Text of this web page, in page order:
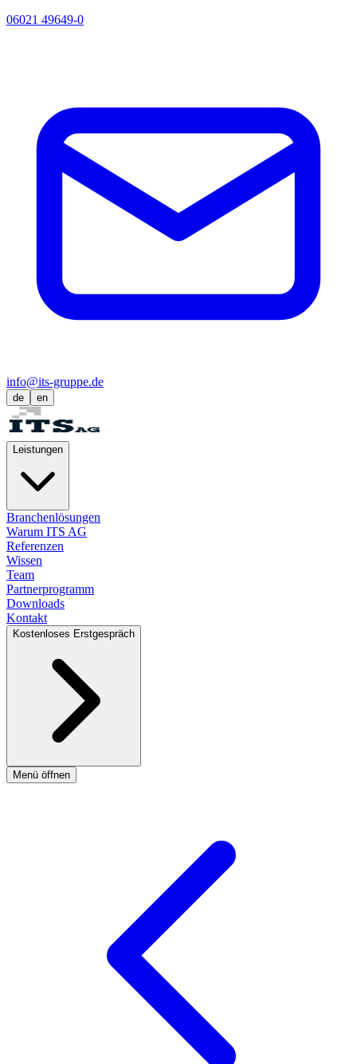
06021 49649-0
info@its-gruppe.de
de en
Leistungen
Branchenlösungen
Warum ITS AG
Referenzen
Wissen
Team
Partnerprogramm
Downloads
Kontakt
Kostenloses Erstgespräch
Menü öffnen